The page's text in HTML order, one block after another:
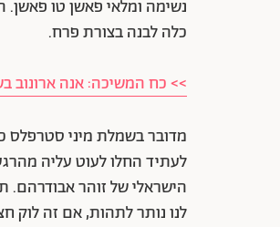
נשימה ומלאי פאשן טו
כלה לבנה בצורת פרח.
>> כח המשיכה: אנה
מדובר בשמלת מיני סטרפלס
לעתיד החלו לעוט עליה
הישראלי של זוהר אבודרהם.
לנו נותר לתהות, אם זה לוק